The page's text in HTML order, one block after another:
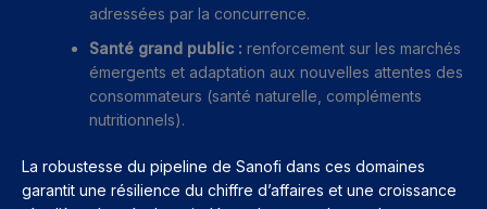
adressées par la concurrence.
Santé grand public : renforcement sur les marchés
émergents et adaptation aux nouvelles attentes des
consommateurs (santé naturelle, compléments
nutritionnels).
La robustesse du pipeline de Sanofi dans ces domaines
garantit une résilience du chiffre d’affaires et une croissance